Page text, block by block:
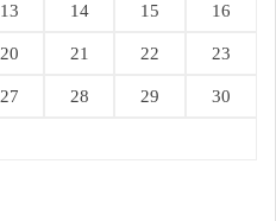
13 14 15 16
20 21 22 23
27 28 29 30